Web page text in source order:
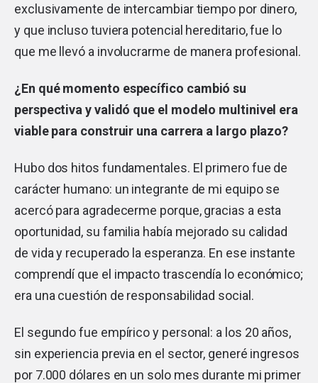
exclusivamente de intercambiar tiempo por dinero,
y que incluso tuviera potencial hereditario, fue lo
que me llevó a involucrarme de manera profesional.
¿En qué momento específico cambió su
perspectiva y validó que el modelo multinivel era
viable para construir una carrera a largo plazo?
Hubo dos hitos fundamentales. El primero fue de
carácter humano: un integrante de mi equipo se
acercó para agradecerme porque, gracias a esta
oportunidad, su familia había mejorado su calidad
de vida y recuperado la esperanza. En ese instante
comprendí que el impacto trascendía lo económico;
era una cuestión de responsabilidad social.
El segundo fue empírico y personal: a los 20 años,
sin experiencia previa en el sector, generé ingresos
por 7.000 dólares en un solo mes durante mi primer